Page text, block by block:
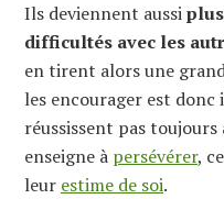
Ils deviennent aussi
difficultés avec les
en tirent alors une
les encourager est
réussissent pas
enseigne à persévérer,
leur estime de soi.